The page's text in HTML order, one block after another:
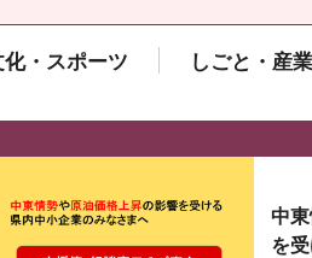
・スポーツ しごと・産業
こから最大3つずつ情報が表
中
を